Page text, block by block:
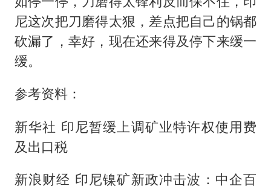
尼这次把刀磨得太狠，差点把自己的锅都
砍漏了，幸好，现在还来得及停下来缓一
缓。
参考资料：
新华社 印尼暂缓上调矿业特许权使用费
及出口税
新浪财经 印尼镍矿新政冲击波：中企百